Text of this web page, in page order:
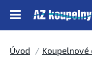
Úvod Koupelnové